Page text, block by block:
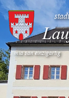
stadt
... mia san einzigartig
Startseite
Teilen